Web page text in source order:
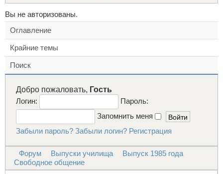
Вы не авторизованы.
Оглавление
Крайние темы
Поиск
Добро пожаловать, Гость
Логин:
Пароль:
Запомнить меня
Забыли пароль? Забыли логин? Регистрация
Форум Выпуски училища
Выпуск 1985 года
Свободное общение